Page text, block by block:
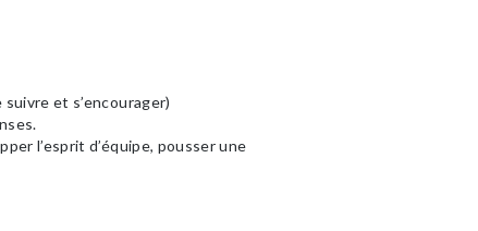
et s’encourager)
l’esprit d’équipe, pousser une